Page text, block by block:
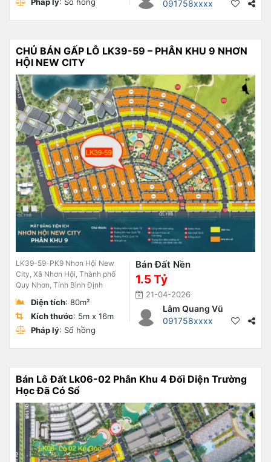
091758xxxx
CHỦ BÁN GẤP LÔ LK39-59 – PHÂN KHU 9 NHƠN
HỘI NEW CITY
LK39-59-PK9 Nhơn Hội New
City, Xã Nhơn Hội, Thành phố
Quy Nhơn, Tỉnh Bình Định
Diện tích: 80m²
Kích thước: 5m x 16m
Pháp lý: Sổ hồng
Bán Đất Nền
1.5 Tỷ
21-04-2026
Lâm Quang Vũ
091758xxxx
Bán Lô Đất Lk06-02 Phân Khu 4 Đối Diện Trường
Học Đã Có Sổ